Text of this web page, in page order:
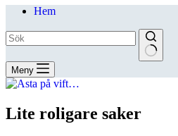
Hem
Meny
Lite roligare saker